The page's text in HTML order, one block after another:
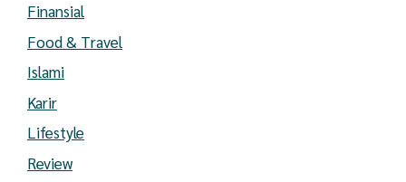
Finansial
Food & Travel
Islami
Karir
Lifestyle
Review